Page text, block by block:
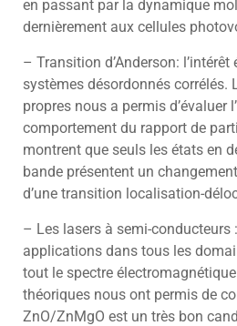
en passant par la dynamique
dernièrement aux cellules
– Transition d’Anderson:
systèmes désordonnés corrélés.
propres nous a permis d’évaluer
comportement du rapport de
montrent que seuls les états en
bande présentent un
d’une transition localisation-
– Les lasers à semi-conducteurs
applications dans tous les
tout le spectre
théoriques nous ont permis de
ZnO/ZnMgO est un très bon